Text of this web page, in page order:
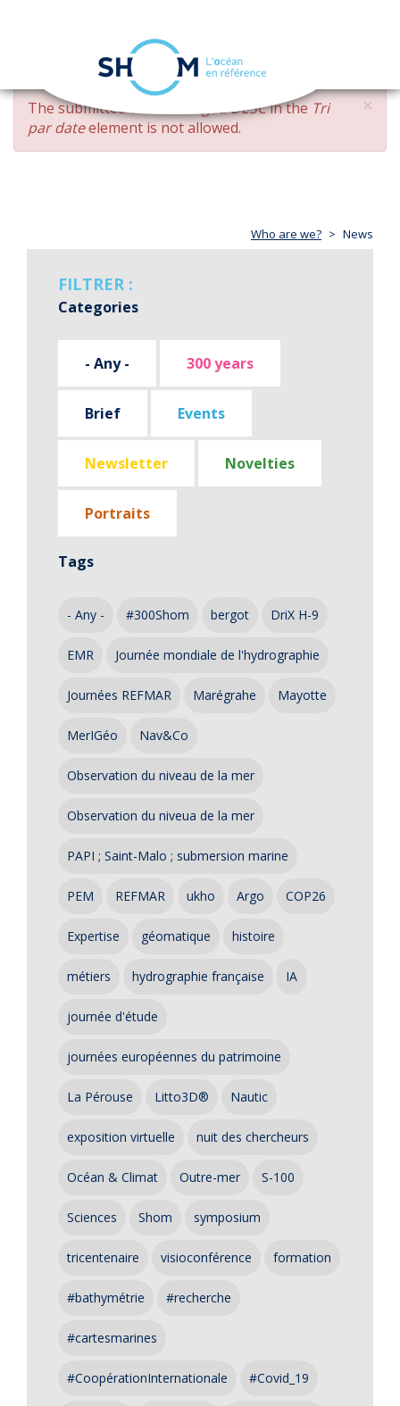
Skip
main
content
navigation
×
ERROR
MESSAGE
The submitted value changed DESCin the Tri
par dateelement is not allowed.
Who are we? News
FILTRER :
Categories
- Any - 300 years
Brief Events
Newsletter Novelties
Portraits
Tags
- Any - #300Shom bergot DriX H-9
EMR Journée mondiale de l'hydrographie
Journées REFMAR Marégrahe Mayotte
MerIGéo Nav&Co
Observation du niveau de la mer
Observation du niveua de la mer
PAPI ; Saint-Malo ; submersion marine
PEM REFMAR ukho Argo COP26
Expertise géomatique histoire
métiers hydrographie française IA
journée d'étude
journées européennes du patrimoine
La Pérouse Litto3D® Nautic
exposition virtuelle nuit des chercheurs
Océan & Climat Outre-mer S-100
Sciences Shom symposium
tricentenaire visioconférence formation
#bathymétrie #recherche
#cartesmarines
#CoopérationInternationale #Covid_19